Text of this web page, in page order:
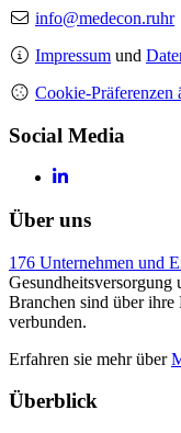
info@medecon.ruhr
Impressum und
Cookie-Präferenzen
Social Media
Über uns
176 Unternehmen und
Gesundheitsversorgung
Branchen sind über
verbunden.
Erfahren sie mehr über
Überblick